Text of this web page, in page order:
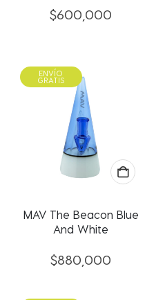
$600,000
ENVÍO
GRATIS
MAV The Beacon Blue
And White
$880,000